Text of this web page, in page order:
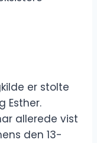
er stolte
Esther.
allerede vist
den 13-